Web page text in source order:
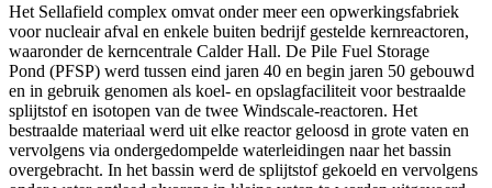
Het Sellafield complex omvat onder meer een opwerkingsfabriek
voor nucleair afval en enkele buiten bedrijf gestelde kernreactoren,
waaronder de kerncentrale Calder Hall. De Pile Fuel Storage
Pond (PFSP) werd tussen eind jaren 40 en begin jaren 50 gebouwd
en in gebruik genomen als koel- en opslagfaciliteit voor bestraalde
splijtstof en isotopen van de twee Windscale-reactoren. Het
bestraalde materiaal werd uit elke reactor geloosd in grote vaten en
vervolgens via ondergedompelde waterleidingen naar het bassin
overgebracht. In het bassin werd de splijtstof gekoeld en vervolgens